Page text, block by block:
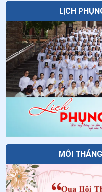
LỊCH
MỖI